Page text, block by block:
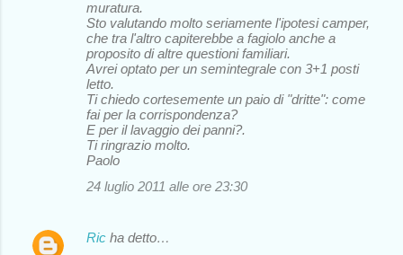
muratura.
Sto valutando molto seriamente l'ipotesi camper,
che tra l'altro capiterebbe a fagiolo anche a
proposito di altre questioni familiari.
Avrei optato per un semintegrale con 3+1 posti
letto.
Ti chiedo cortesemente un paio di "dritte": come
fai per la corrispondenza?
E per il lavaggio dei panni?.
Ti ringrazio molto.
Paolo
24 luglio 2011 alle ore 23:30
Ric ha detto…